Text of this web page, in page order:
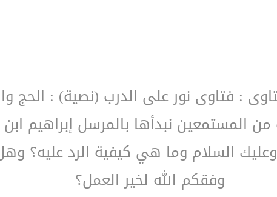
: فتاوى نور على الدرب (نصية) : الحج
المستمعين نبدأها بالمرسل إبراهيم
السلام وما هي كيفية الرد عليه؟
وفقكم الله لخير العمل؟